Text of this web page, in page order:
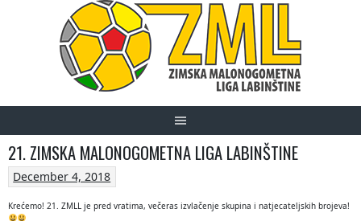
21. ZIMSKA MALONOGOMETNA LIGA LABINŠTINE
December 4, 2018
Krećemo! 21. ZMLL je pred vratima, večeras izvlačenje skupina i natjecateljskih brojeva!